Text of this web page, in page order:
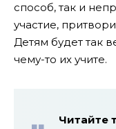
способ, так и
участие,
Детям будет так
чему-то их учите.
Читайте